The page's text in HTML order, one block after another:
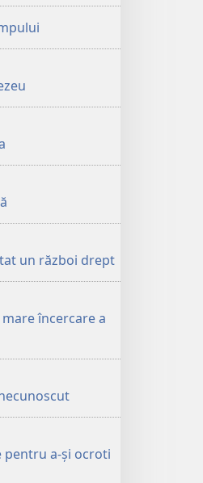
un război drept
încercare a
pentru a-și ocroti